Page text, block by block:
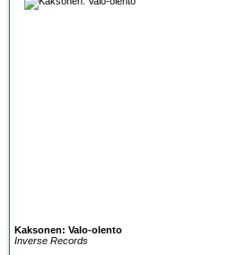
Kaksonen: Valo-olento
Inverse Records